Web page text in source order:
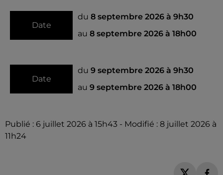
Date
du 8 septembre 2026 à 9h30
au 8 septembre 2026 à 18h00
Date
du 9 septembre 2026 à 9h30
au 9 septembre 2026 à 18h00
Publié : 6 juillet 2026 à 15h43 - Modifié : 8 juillet 2026 à
11h24